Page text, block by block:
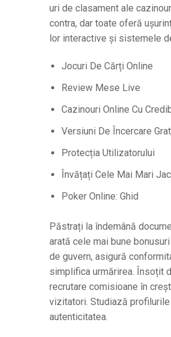
uri de clasament ale
contra, dar toate oferă
lor interactive și sistemele
Jocuri De Cărți Online
Review Mese Live
Cazinouri Online Cu
Versiuni De Încercare
Protecția Utilizatorului
Învățați Cele Mai Mari
Poker Online: Ghid
Păstrați la îndemână
arată cele mai bune
de guvern, asigură
simplifica urmărirea. Însoțit
recrutare comisioane în
vizitatori. Studiază
autenticitatea.